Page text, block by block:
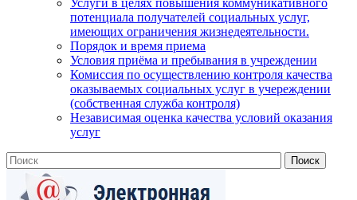
Услуги в целях повышения коммуникативного
потенциала получателей социальных услуг,
имеющих ограничения жизнедеятельности.
Порядок и время приема
Условия приёма и пребывания в учреждении
Комиссия по осуществлению контроля качества
оказываемых социальных услуг в учереждении
(собственная служба контроля)
Независимая оценка качества условий оказания
услуг